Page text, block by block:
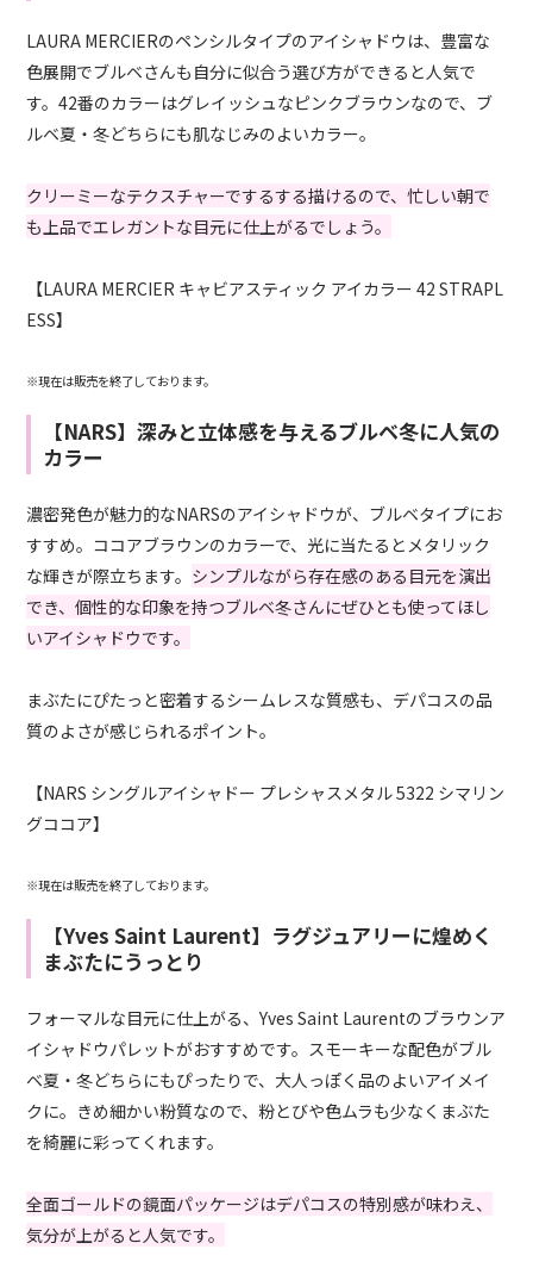
LAURA MERCIERのペンシルタイプのアイシャドウは、豊富な
色展開でブルベさんも自分に似合う選び方ができると人気で
す。42番のカラーはグレイッシュなピンクブラウンなので、ブ
ルベ夏・冬どちらにも肌なじみのよいカラー。
クリーミーなテクスチャーでするする描けるので、忙しい朝で
も上品でエレガントな目元に仕上がるでしょう。
【LAURA MERCIER キャビアスティック アイカラー 42 STRAPL
ESS】
※現在は販売を終了しております。
【NARS】深みと立体感を与えるブルベ冬に人気の
カラー
濃密発色が魅力的なNARSのアイシャドウが、ブルベタイプにお
すすめ。ココアブラウンのカラーで、光に当たるとメタリック
な輝きが際立ちます。 シンプルながら存在感のある目元を演出
でき、個性的な印象を持つブルベ冬さんにぜひとも使ってほし
いアイシャドウです。
まぶたにぴたっと密着するシームレスな質感も、デパコスの品
質のよさが感じられるポイント。
【NARS シングルアイシャドー プレシャスメタル 5322 シマリン
グココア】
※現在は販売を終了しております。
【Yves Saint Laurent】ラグジュアリーに煌めく
まぶたにうっとり
フォーマルな目元に仕上がる、Yves Saint Laurentのブラウンア
イシャドウパレットがおすすめです。スモーキーな配色がブル
ベ夏・冬どちらにもぴったりで、大人っぽく品のよいアイメイ
クに。きめ細かい粉質なので、粉とびや色ムラも少なくまぶた
を綺麗に彩ってくれます。
全面ゴールドの鏡面パッケージはデパコスの特別感が味わえ、
気分が上がると人気です。